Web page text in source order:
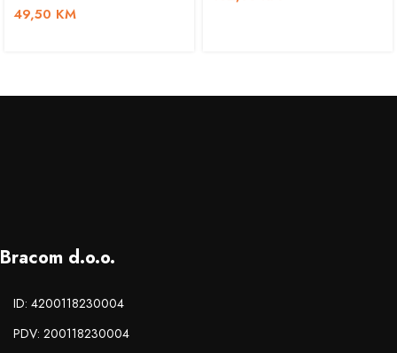
49,50 KM
Bracom d.o.o.
ID: 4200118230004
PDV: 200118230004